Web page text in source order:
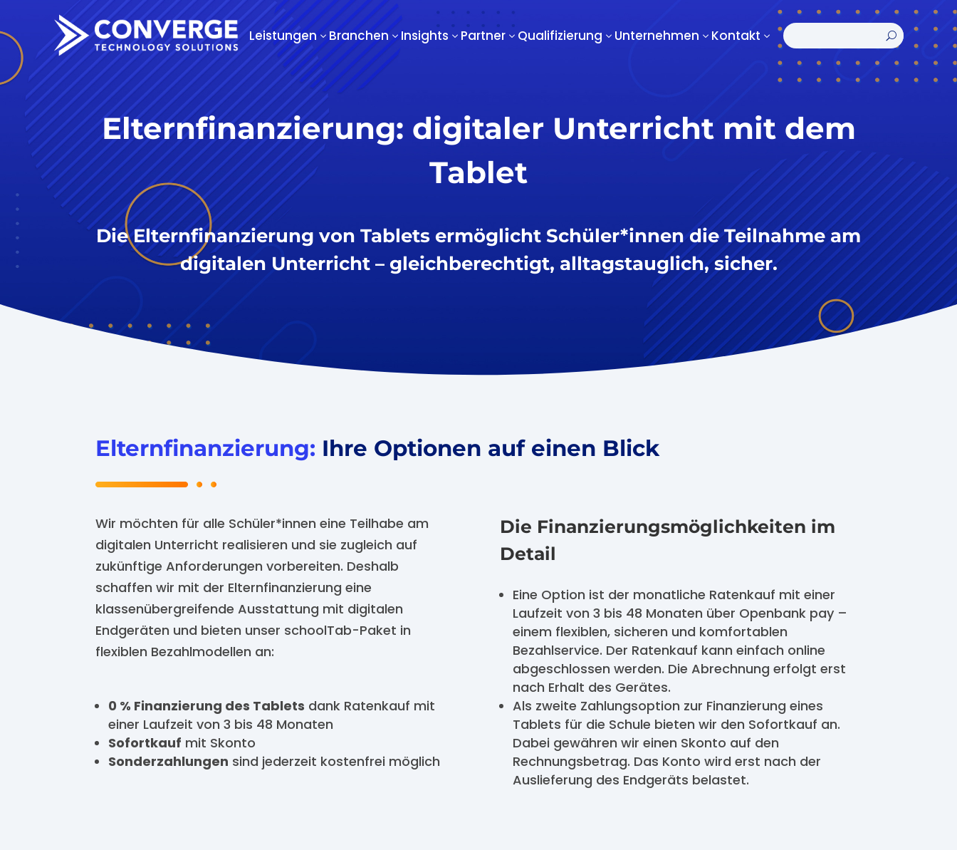
Leistungen3 Branchen 3Insights 3 Partner 3 Qualifizierung 3 Unternehmen 3 Kontakt 3 U
Elternfinanzierung: digitaler Unterricht mit dem
Tablet
Die Elternfinanzierung von Tablets ermöglicht Schüler*innen die Teilnahme am
digitalen Unterricht – gleichberechtigt, alltagstauglich, sicher.
Elternfinanzierung: Ihre Optionen auf einen Blick
Wir möchten für alle Schüler*innen eine Teilhabe am
digitalen Unterricht realisieren und sie zugleich auf
zukünftige Anforderungen vorbereiten. Deshalb
schaffen wir mit der Elternfinanzierung eine
klassenübergreifende Ausstattung mit digitalen
Endgeräten und bieten unser schoolTab-Paket in
flexiblen Bezahlmodellen an:
0 % Finanzierung des Tablets dank Ratenkauf mit
einer Laufzeit von 3 bis 48 Monaten
Sofortkauf mit Skonto
Sonderzahlungen sind jederzeit kostenfrei möglich
Die Finanzierungsmöglichkeiten im
Detail
Eine Option ist der monatliche Ratenkauf mit einer
Laufzeit von 3 bis 48 Monaten über Openbank pay –
einem flexiblen, sicheren und komfortablen
Bezahlservice. Der Ratenkauf kann einfach online
abgeschlossen werden. Die Abrechnung erfolgt erst
nach Erhalt des Gerätes.
Als zweite Zahlungsoption zur Finanzierung eines
Tablets für die Schule bieten wir den Sofortkauf an.
Dabei gewähren wir einen Skonto auf den
Rechnungsbetrag. Das Konto wird erst nach der
Auslieferung des Endgeräts belastet.